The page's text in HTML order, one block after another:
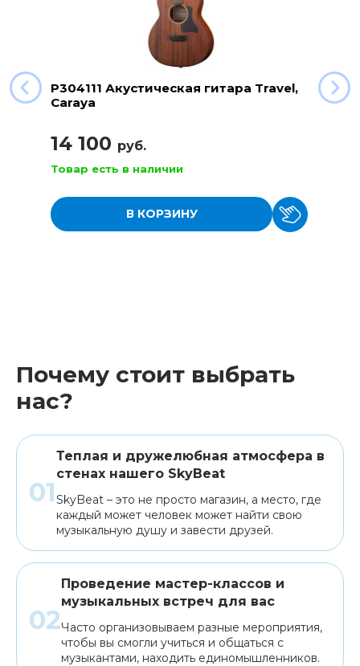
P304111 Акустическая гитара Travel,
Caraya
14 100 руб.
Товар есть в наличии
В КОРЗИНУ
Почему стоит выбрать
нас?
Теплая и дружелюбная атмосфера в
стенах нашего SkyBeat
SkyBeat – это не просто магазин, а место, где
каждый может человек может найти свою
музыкальную душу и завести друзей.
Проведение мастер-классов и
музыкальных встреч для вас
Часто организовываем разные мероприятия,
чтобы вы смогли учиться и общаться с
музыкантами, находить единомышленников.